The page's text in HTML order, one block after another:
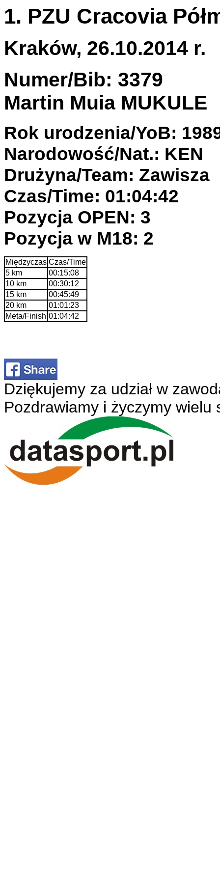
1. PZU Cracovia
Kraków, 26.10.2014 r.
Numer/Bib: 3379
Martin Muia MUKULE
Rok urodzenia/YoB:
Narodowość/Nat.: KEN
Drużyna/Team: Zawisza
Czas/Time: 01:04:42
Pozycja OPEN: 3
Pozycja w M18: 2
Międzyczas Czas/Time
5 km
00:15:08
10 km
00:30:12
15 km
00:45:49
20 km
01:01:23
Meta/Finish 01:04:42
Dziękujemy za udział w
Pozdrawiamy i życzymy wielu